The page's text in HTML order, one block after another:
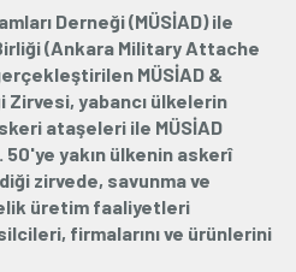
Hakkımızda Galeri
Derneği (MÜSİAD) ile
(Ankara Military Attache
MÜSİAD &
Zirvesi, yabancı ülkelerin
ataşeleri ile MÜSİAD
yakın ülkenin askerî
zirvede, savunma ve
üretim faaliyetleri
firmalarını ve ürünlerini